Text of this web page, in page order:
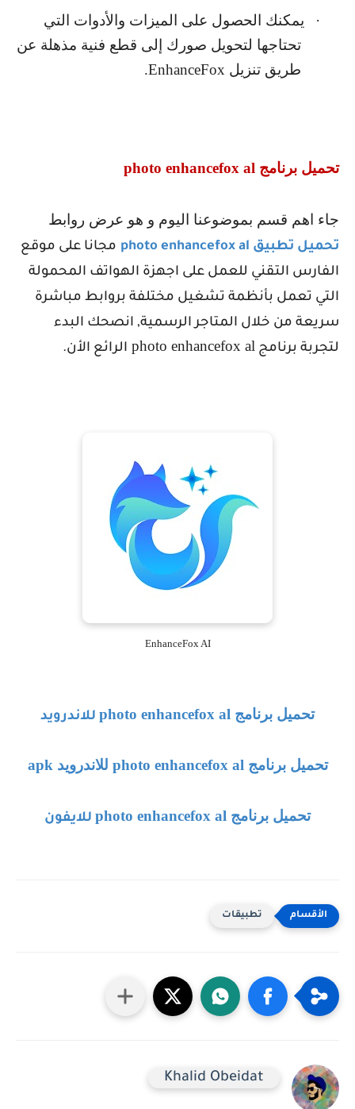
·
يمكنك الحصول على الميزات والأدوات التي
تحتاجها لتحويل صورك إلى قطع فنية مذهلة عن
طريق تنزيل EnhanceFox
.
تحميل برنامج photo enhancefox al
جاء اهم قسم بموضوعنا اليوم و هو عرض روابط
تحميل تطبيق photo enhancefox al مجانا على موقع
الفارس التقني للعمل على اجهزة الهواتف المحمولة
التي تعمل بأنظمة تشغيل مختلفة بروابط مباشرة
سريعة من خلال المتاجر الرسمية, انصحك البدء
لتجربة برنامج photo enhancefox al الرائع الأن.
EnhanceFox AI
تحميل برنامج photo enhancefox al للاندرويد
تحميل برنامج photo enhancefox al للاندرويد apk
تحميل برنامج photo enhancefox al للايفون
تطبيقات
Khalid Obeidat